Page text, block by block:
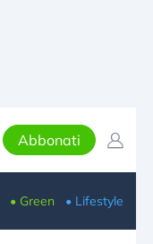
Abbonati
• Green • Lifestyle